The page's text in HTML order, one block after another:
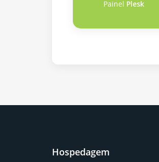
Painel Plesk
Hospedagem